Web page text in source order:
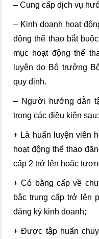
– Cung cấp dịch vụ
– Kinh doanh hoạt
động thể thao bắt
mục hoạt động thể
luyện do Bộ trưởng
quy định.
– Người hướng dẫn
trong các điều kiện sau:
+ Là huấn luyện viên
hoạt động thể thao
cấp 2 trở lên hoặc
+ Có bằng cấp về
bậc trung cấp trở lên
đăng ký kinh doanh;
+ Được tập huấn